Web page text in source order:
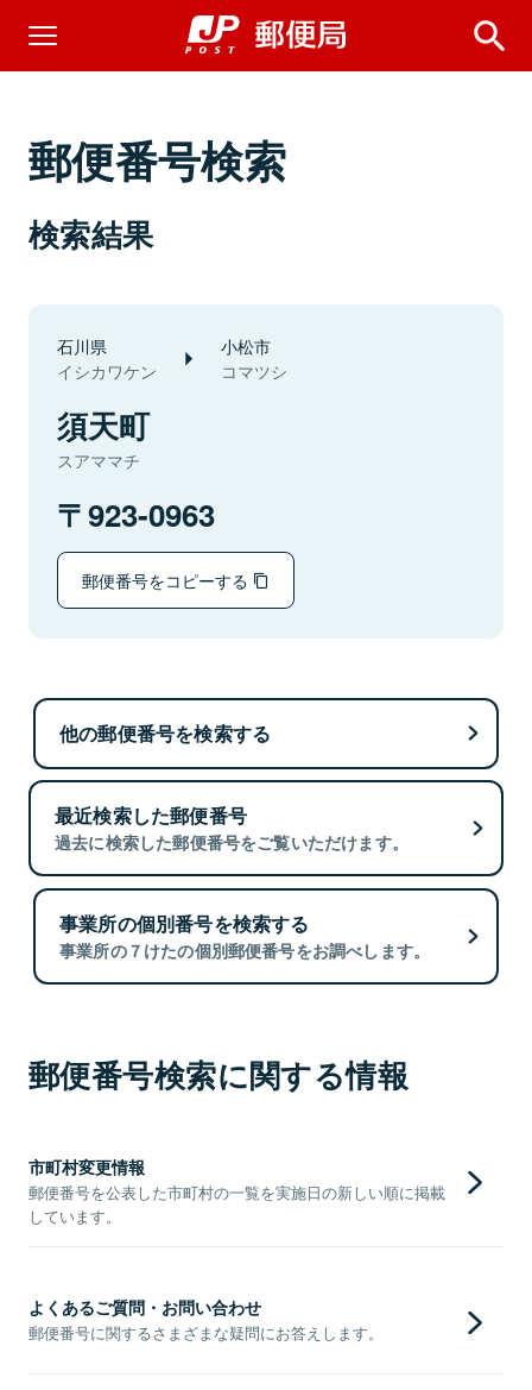
郵便番号検索
検索結果
石川県
イシカワケン
小松市
コマツシ
須天町
スアママチ
923-0963
郵便番号をコピーする
他の郵便番号を検索する
最近検索した郵便番号
過去に検索した郵便番号をご覧いただけます。
事業所の個別番号を検索する
事業所の７けたの個別郵便番号をお調べします。
郵便番号検索に関する情報
市町村変更情報
郵便番号を公表した市町村の一覧を実施日の新しい順に掲載
しています。
よくあるご質問・お問い合わせ
郵便番号に関するさまざまな疑問にお答えします。